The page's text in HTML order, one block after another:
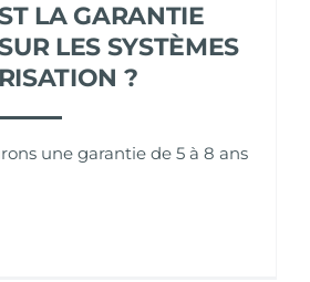
LA GARANTIE
LES SYSTÈMES
?
une garantie de 5 à 8 ans